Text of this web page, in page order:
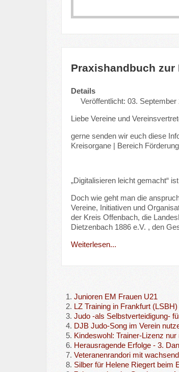
Praxishandbuch
Details
Veröffentlicht: 03. September
Liebe Vereine und
gerne senden wir euch diese
Kreisorgane | Bereich
„Digitalisieren leicht gemacht“
Doch wie geht man die
Vereine, Initiativen und
der Kreis Offenbach, die
Dietzenbach 1886 e.V. , den
Weiterlesen...
Junioren EM Frauen U21
LZ Training in Frankfurt (LSBH)
Judo -als Selbstverteidigung-
DJB Judo-Song im Verein
Kindeswohl: Trainer-Lizenz
Herausragende Erfolge - 3.
Veteranenrandori mit
Silber für Helene Riegert beim